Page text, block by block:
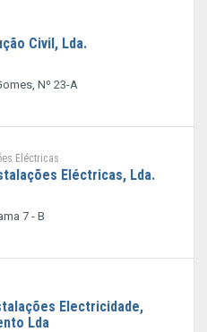
Civil, Lda.
Nº 23-A
Eléctricas
Eléctricas, Lda.
7 - B
Electricidade,
Lda